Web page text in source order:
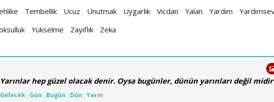
Tembellik Ucuz Unutmak Uygarlık Vicdan Yalan Yardım
Yükselme Zayıflık Zeka
Yarınlar hep güzel olacak denir. Oysa bugünler, dünün yarınları değil
Gelecek, Gün , Bugün , Dün , Yarın